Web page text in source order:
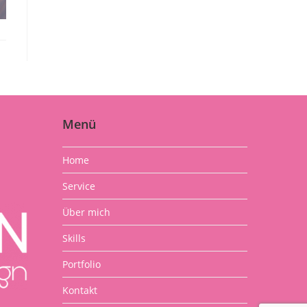
Menü
Home
Service
Über mich
Skills
Portfolio
Kontakt